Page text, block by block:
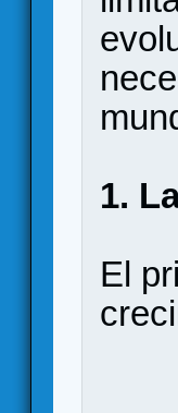
1.
El